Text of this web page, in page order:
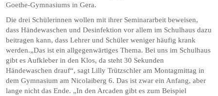
Goethe-Gymnasiums in Gera.
Die drei Schülerinnen wollen mit ihrer Seminararbeit beweisen,
dass Händewaschen und Desinfektion vor allem im Schulhaus dazu
beitragen kann, dass Lehrer und Schüler weniger häufig krank
werden.„Das ist ein allgegenwärtiges Thema. Bei uns im Schulhaus
gibt es Aufkleber in den Klos, da steht 30 Sekunden
Händewaschen drauf“, sagt Lilly Trützschler am Montagmittag in
dem Gymnasium am Nicolaiberg 6. Das ist zwar ein Anfang, aber
lange nicht das Ende. „In den Arcaden gibt es zum Beispiel